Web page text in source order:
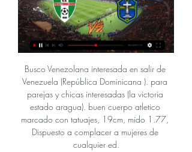
Busco Venezolana interesada en salir de Venezuela (República Dominicana ). para parejas y chicas interesadas (la victoria estado aragua). buen cuerpo atletico marcado con tatuajes, 19cm, mido 1.77, Dispuesto a complacer a mujeres de cualquier ed.

23 febrero, 2018 por mifutbolecuador 0 Comentarios Por medio de un comunicado oficial remitido este día viernes por sus canales oficiales de comunicación, la Federación Ecuatoriana de Fútbol anunció la transmisión de dos partidos del torneo local por señal abierta.

Altas y bajas de Deportivo Merlo 2013/2014. Las altas y bajas de Deportivo Merlo del campeonato de Prim B Metro solamente muestra los fichajes oficiales de la temporada 2013/2014.

San Antonio Bulo-Bulo Cuando comience el partido, podrás seguir CD Real Tomayapo vs San Antonio Bulo-Bulo en vivo el marcador, las clasificaciones, los resultados actualizados ...

Este domingo Pumas recibe a Cruz Azul en el Estadio Olímpico Universitario para la J10. Este es el horario, transmisión de TV, streaming online y posibles onces.

Guaraní Antonio Franco v Sol de America de Formosa, Argentina Torneo Regional Amateur, Score:1-1, Corner:1-7, 1x2 odds:1.833 3.00 4.20, Prediction/Tips: goal over 2.5,corner under 9.5,Guaraní …

El balón golpeó en el horizontal y, en una jugada difícil para el línea, rebotó adentro del arco y salió. El central apuntó hacia el centro del campo y la alegría se apoderó de la hinchada cuyabra. Sorprendido, Real Santander salió a buscar el empate y le quitó el balón al Quindío, que perdió poder ofensivo.

CA Independiente CA Patronato Parana en directo: Consulta el resultado del partido CA Independiente CA Patronato Parana en vivo y sigue el marcador en directo gracias a nuestro livescore. Partido Primera División jugado el 29/10/17 23:05

San Jose es una ciudad llena de vida, inmersa en un paraiso tropical. Es la capital y la ciudad mas grande de Costa Rica. Esta localizada en el centro del pais en un valle rodeado de selvas virgenes.

Sonó la chichara en la Asunción y con ella una nueva victoria para Guaiqueries de Margarita y así mantienen el invicto. El marcador final fue 80 a 77. Los mejores por Guaiqueríes de Margarita: Dewarrick Spencer 20 puntos, 5 asistencias; Trey Gilder 17 puntos, 7 rebotes y Garret Siler con otro Doble-Doble a su cuenta, 15 puntos, 16 rebotes.

Esta cadena se escucha en una nueva ventana Haz click aquí. General; 50s; 60s; 70s; 80s; Ambiente; Árabe; Baladas; Blues; Bollywood; Campus Radio; Chillout - Lounge

Localización: peru lima Puntos : 20817 Fecha de inscripción : 24/11/2009 . Re: El Gran Combo de Puerto Rico En Vivo desde Monsefù. Chiclayo. Perù. 22 de Marzo 2009 tamecko el Lun Mar 07, 2011 6:44 pm. Excelente!. El Gran Combo de Puerto Rico En Vivo desde Monsefù. Chiclayo.

Hoy (16-08-2019) estamos para relatar el partido en vivo Athletic Bilbao – Barcelona que se jugará a las 19:00. Falta poco para el encuentro y con nuestro equipo SteamingScore.Net estamos preparados para ofrecerles una en directo narración de alta calidad.

Real Tomayapo vs CD Cultural San Antonio de Bulo Bulo Sigue los marcadores en directo y los resultados de Real Tomayapo contra CD Cultural San Antonio de Bulo Bulo en Primera División de Bolivia en OneFootball.

Pronóstico Real Tomayapo vs San Antonio Bulo Bulo 2024 hace 18 horas — Dónde seguir el juego en vivo. Al realizar tus apuestas deportivas es importante tener a mano los mejores datos posibles. En el partido en vivo, ...

Santiago Morning 2013. Su uniforme de visita es simplemente el mismo, invirtiendo sus colores al negro incluyendo un vivo blanco en la tipica V en el pecho. Publicado por PABLO en 16:59. Enviar por correo electrónico Escribe un blog Compartir con Twitter Compartir con Facebook Compartir en …

Home Angamacutiro, San Francisco Angamacutiro, Michoacán. Angamacutiro, San Francisco Angamacutiro, Michoacán. Abr 28, 2014 by cajasalianza 0 comments. Address: Benito juarez #14, Col. Centro San Francisco Angamacutiro Michoacán. Federación de Cajas Populares Alianza …

Finlandia ha sido, y de alguna manera todavía es, un país culturalmente, étnicamente y lingüísticamente homogéneo. La actitud hacia los recién llegados ha sido siempre precavida, tanto entre los funcionarios, como entre el resto de la población. Sin embargo, Finlandia ha decidido darle una afectuosa bienvenida a …

EFE. Colón de Santa Fe se impuso este jueves por 0-1 a Argentinos Juniors en el tiempo reglamentario de un partido que los nivelaba en fuerzas y luego venció por 4-3 en una tanda de penaltis que le garantizó un cupo en los cuartos de final de la Copa Sudamericana.

Real Tomayapo vs San Antonio Bulo Bulo stream and Real Tomayapo vs San Antonio Bulo Bulo - February 20, 2024 - Live Streaming and TV Listings, Live Scores, News and Videos :: Live Soccer TV.

¿Buscas el juego entre los Aguilas de Mexicali vs Naranjeros de Hermosillo? Ahora las transmisiones de los juegos disponibles en vivo las encontrarás en la opción «Juegos en Vivo» del menú principal ó haz Clic en la siguiente Imagen:

Ambos equipos distaron muchísimo de todos los aspectos que conformaron esta complicada e irregular primera parte. Por un lado, los paisas accedieron a esa instancia sufriendo hasta el final, gracias al empate conseguido en calidad de visitante ante el Deportivo Pereira y al presentado entre América y Millonarios en la “sultana del valle”.

carretera federal No. 85 (México-Nuevo León), que cruza el estado de sureste a norte, conectando las poblaciones de Monterrey, Montemorelos, Linares y Sabinas Hidalgo con las del centro y sur de Tamaulipas (Victoria, Mante y Tampico) y de ah í con todo el sureste y Golfo de México. Hacia el norte comunica con Nuevo Laredo,

San Antonio Bulo Bulo - Real Tomayapo en directo Los aficionados a Fútbol pueden leer los titulares de las noticias de última hora de Fútbol, entrevistas, comentarios de expertos y ver repeticiones gratis.

En Directo: Tottenham Hotspur - Liverpool. Partido de Liga de Campeones 2018-2019. Últimas noticias, clasificación, resultados y mucho más de Liga de Campeones en www.abc.es

26. Universidad Nacional de Luján 27. Universidad Nacional de Mar del Plata 28. Universidad Nacional de Misiones 29. Universidad Nacional de Moreno 30. Universidad Nacional de Misiones 31. Universidad Nacional de Misiones 32. Universidad Nacional de Moreno 33. Universidad Nacional de Quilmes 34. Universidad Nacional de Rafaela 35.

Consiga nuestros pronósticos y sigue el resultado de tus apuestas en directo del partido Estudiantes de Merida vs. Portuguesa FC de Liga de Venezuela (Fútbol) el 06.03.2016.

Club Deportivo Real Tomayapo | Tarija PRIMER PARTIDO EN CASA ⚪ ESTE MARTES RECIBIMOS A SAN ANTONIO DE BULO BULO Real Santa Cruz vs Real Tomayapo · Puede ser una imagen de 4 personas ...

(0-0) Olmedo y Universidad Católica empataron sin goles en el regreso del fútbol en Ecuador. Fútbol - Ecuador - Serie A. El Nacional perderá un punto por no presentar roles de pago, se baja de la pelea por un lugar en playoffs (Documento) Fútbol - Ecuador - Selección Nacional - Cuerpo Técnico.

Boca venció a Godoy Cruz y se metió en cuartos de la Supercopa Argentina. El "Xeneize" se impuso 3-2 al "Tomba", con un gran partido de Wanchope Ábila, que marcó dos de los tantos..

Real Tomayapo vs San Antonio BB | Partido en Directo 2ª jornada LFPB - martes 20 febrero 2024 ; Zona Bolivia ; Equipo local Real Tomayapo ; Equipo visitante San Antonio Bulo Bulo ; Resultados En directo ; Goleadores En ...

Sams Club Pachuca en Pachuca de Soto. Av. Rio de Las Avenidas 701. Sears Plaza Fiesta Perisur en Pachuca de Soto (aprox: Boulevard Felipe Angeles) Pabellon Parotti en Pachuca de Soto. Avenida Ferrocarril Hidalgo. Plaza Del Valle en Pachuca de Soto. …

San Antonio Bulo Bulo vs. The Strongest - 17 febrero 2024 hace 3 días — San Antonio Bulo Bulo · Ver eventos. 17/02/24, LFP · San Antonio Bulo Bulo · 11 : 00 · The Strongest. 20/02/24, LFP · Real Tomayapo · 14 : 00 ...

San Antonio Bulo Bulo vs Libertad Gran Mamoré - Facebook 2:11:461 - 2 REAL TOMAYAPO. 2 hours ago · 1.4K views. 02:34. RESUMEN: BOLÍVAR Real Santa Cruz vs Real Tomayapo - Torneo Apertura 1 day ago ...Facebook · RDC Deportes · 13 dic 2023

REAL TOMAYAPO x SAN ANTONIO BULO BULO AO VIVO Bem-vindos ao canal PALPITE DA VITÓRIA aqui você vai achar vídeos e lives de partidas de futebol de vários campeonatos e em tempo real e ...YouTube · PALPITE DA VITÓRIA · hace 9 horas

29 de Oct de 2019 - Alquila un lugar especial en Valencia, España desde 18€ la noche. Encuentra alojamientos tan únicos como sus anfitriones en 191 países. Con Airbnb, te …

Click para ver Argentina vs Estados Unidos ONLINE en VIVO y en DIRECTO Hoy Miércoles 17 de Agosto. Argentina enfrentará a Estados Unidos en los cuartos de final del …

Eibar y FC Barcelona se enfrentan este sábado 19 de octubre, a las 13:00 hora española, en el Estadio de Ipurua (Eibar). El encuentro corresponde a la jornada 9 de LaLiga Santander 2019-2020 y enfrenta al Barça de Ernesto Valverde contra el Eibar entrenado por José Luis Mendilibar.

Ultimate Fighting Championship es la organización líder de artes marciales mixtas en el mundo. A lo largo de la última década y con el apoyo de las comisione...

Las enfermedades de transmisión sexual infectan a 3 millones de adolescentes todos los años en EE.UU. y el 63% de todos los casos de enfermades de transmisión sexual ocurren en personas menores de 25 años. ¿Sabías que no hay nada que te pueda proteger por completo de estas enfermedades, excepto el abstenerte de tener relaciones sexuales?

Transmitirá los juegos de Toros de Tijuana, Vaqueros Laguna, Rojos del Águila de Veracruz y Broncos de Reynosa. AYM Sports lo puedes ver en el canal 142 de Izzi. SKY Transmitirá todos los juegos en vivo y de local de Tigres de Quintana Roo, Sultanes de Monterrey y Diablos Rojos del México.

Departamento de Ciencia Política y de la Administración. Facultad de Ciencias Políticas y Sociología; Director: Dr. D. Jorge Riezu Martínez.. Secretario: